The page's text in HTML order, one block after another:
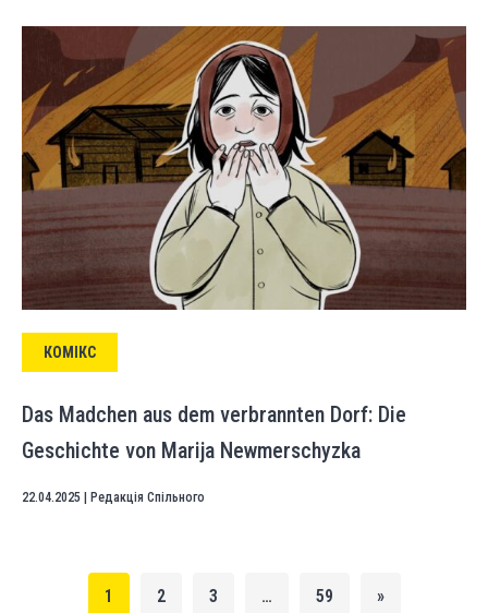
КОМІКС
Das Madchen aus dem verbrannten Dorf: Die
Geschichte von Marija Newmerschyzka
22.04.2025 Редакція Спільного
1 2 3 … 59 »